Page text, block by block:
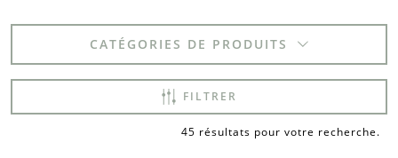
CATÉGORIES DE PRODUITS
FILTRER
45 résultats pour votre recherche.